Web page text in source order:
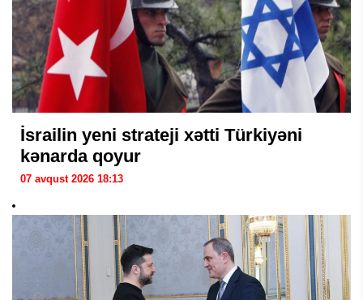
İsrailin yeni strateji xətti Türkiyəni
kənarda qoyur
07 avqust 2026 18:13